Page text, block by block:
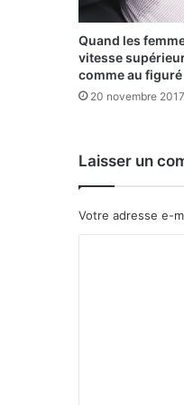
Quand les
vitesse
comme au figuré
20 novembre 2017
Laisser un
Votre adresse e-